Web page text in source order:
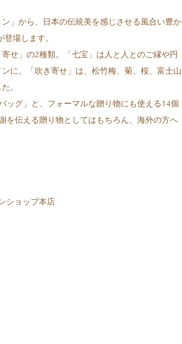
」から、日本の伝統美を感じさせる風合い豊か
場します。
せ」の2種類。「七宝」は人と人とのご縁や円
に。「吹き寄せ」は、松竹梅、菊、桜、富士山
。
ッグ」と、フォーマルな贈り物にも使える14個
を伝える贈り物としてはもちろん、海外の方へ
ショップ本店